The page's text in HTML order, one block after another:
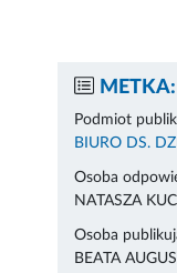
METKA:
Podmiot
BIURO DS.
Osoba
NATASZA
Osoba
BEATA